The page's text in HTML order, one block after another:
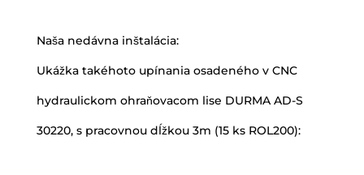
Naša nedávna inštalácia:
Ukážka takéhoto upínania osadeného v CNC
hydraulickom ohraňovacom lise DURMA AD-S
30220, s pracovnou dĺžkou 3m (15 ks ROL200):